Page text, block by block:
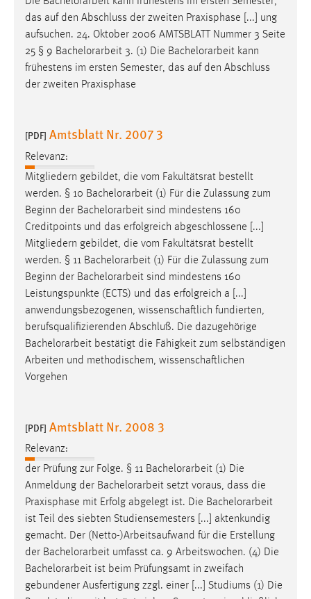
das auf den Abschluss der zweiten Praxisphase [...] ung
aufsuchen. 24. Oktober 2006 AMTSBLATT Nummer 3 Seite
25 § 9 Bachelorarbeit 3. (1) Die Bachelorarbeit kann
frühestens im ersten Semester, das auf den Abschluss
der zweiten Praxisphase
[PDF] Amtsblatt Nr. 2007 3
Relevanz:
Mitgliedern gebildet, die vom Fakultätsrat bestellt
werden. § 10 Bachelorarbeit (1) Für die Zulassung zum
Beginn der Bachelorarbeit sind mindestens 160
Creditpoints und das erfolgreich abgeschlossene [...]
Mitgliedern gebildet, die vom Fakultätsrat bestellt
werden. § 11 Bachelorarbeit (1) Für die Zulassung zum
Beginn der Bachelorarbeit sind mindestens 160
Leistungspunkte (ECTS) und das erfolgreich a [...]
anwendungsbezogenen, wissenschaftlich fundierten,
berufsqualifizierenden Abschluß. Die dazugehörige
Bachelorarbeit bestätigt die Fähigkeit zum selbständigen
Arbeiten und methodischem, wissenschaftlichen
Vorgehen
[PDF] Amtsblatt Nr. 2008 3
Relevanz:
der Prüfung zur Folge. § 11 Bachelorarbeit (1) Die
Anmeldung der Bachelorarbeit setzt voraus, dass die
Praxisphase mit Erfolg abgelegt ist. Die Bachelorarbeit
ist Teil des siebten Studiensemesters [...] aktenkundig
gemacht. Der (Netto-)Arbeitsaufwand für die Erstellung
der Bachelorarbeit umfasst ca. 9 Arbeitswochen. (4) Die
Bachelorarbeit ist beim Prüfungsamt in zweifach
gebundener Ausfertigung zzgl. einer [...] Studiums (1) Die